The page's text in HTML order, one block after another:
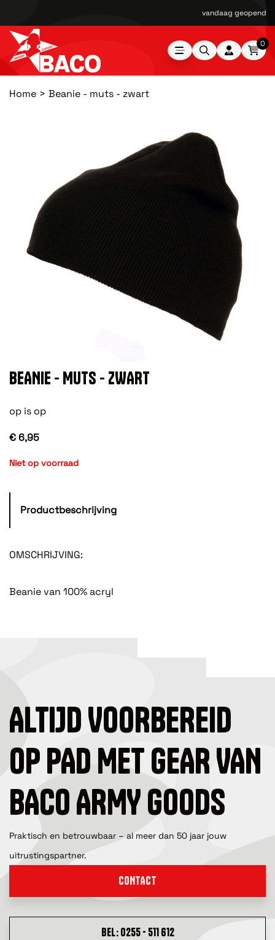
vandaag geopend
0
Home Beanie - muts - zwart
BEANIE - MUTS - ZWART
op is op
€ 6,95
Niet op voorraad
Productbeschrijving
OMSCHRIJVING:
Beanie van 100% acryl
ALTIJD VOORBEREID
OP PAD MET GEAR VAN
BACO ARMY GOODS
Praktisch en betrouwbaar – al meer dan 50 jaar jouw
uitrustingspartner.
CONTACT
BEL: 0255 - 511 612